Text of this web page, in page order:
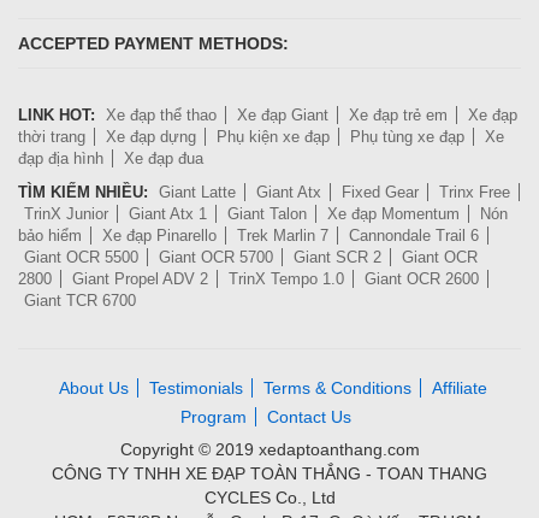
ACCEPTED PAYMENT METHODS:
LINK HOT: Xe đạp thể thao Xe đạp Giant Xe đạp trẻ em
Xe đạp
thời trang
Xe đạp dựng Phụ kiện xe đạp Phụ tùng xe đạp
Xe
đạp địa hình
Xe đạp đua
TÌM KIẾM NHIỀU:
Giant Latte Giant Atx Fixed Gear
Trinx Free
TrinX Junior
Giant Atx 1 Giant Talon Xe đạp Momentum
Nón
bảo hiểm
Xe đạp Pinarello Trek Marlin 7
Cannondale Trail 6
Giant OCR 5500
Giant OCR 5700 Giant SCR 2
Giant OCR
2800
Giant Propel ADV 2 TrinX Tempo 1.0
Giant OCR 2600
Giant TCR 6700
About Us Testimonials Terms & Conditions
Affiliate
Program
Contact Us
Copyright © 2019 xedaptoanthang.com
CÔNG TY TNHH XE ĐẠP TOÀN THẮNG - TOAN THANG
CYCLES Co., Ltd